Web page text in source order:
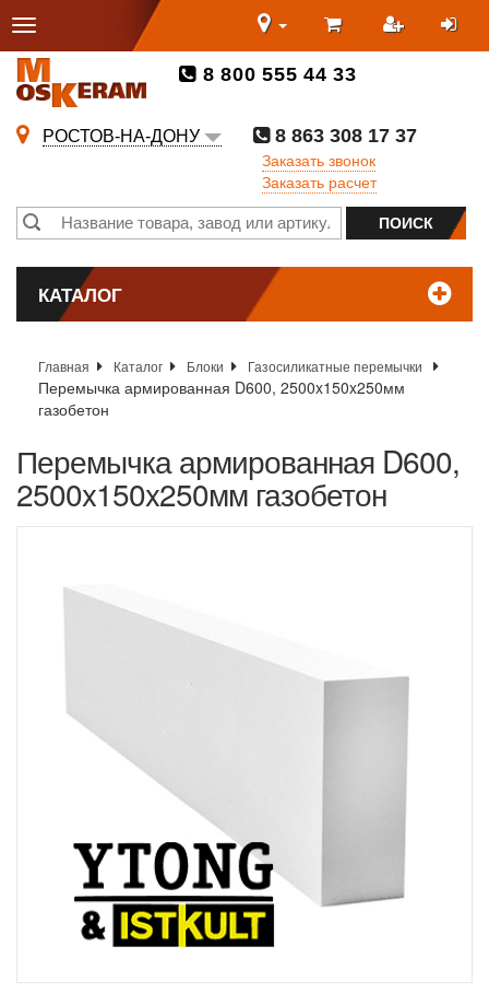
8 800 555 44 33
РОСТОВ-НА-ДОНУ
8 863 308 17 37
Заказать звонок
Заказать расчет
КАТАЛОГ
Главная Каталог Блоки Газосиликатные перемычки
Перемычка армированная D600, 2500x150x250мм
газобетон
Перемычка армированная D600,
2500x150x250мм газобетон